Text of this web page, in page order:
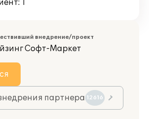
1
внедрение/проект
Софт-Маркет
партнера 12616